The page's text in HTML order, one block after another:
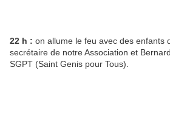
22 h : on allume le feu avec des enfants
secrétaire de notre Association et
SGPT (Saint Genis pour Tous).